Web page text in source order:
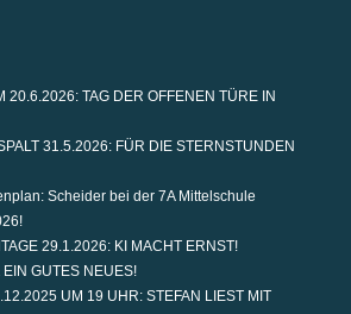
20.6.2026: TAG DER OFFENEN TÜRE IN
31.5.2026: FÜR DIE STERNSTUNDEN
Scheider bei der 7A Mittelschule
29.1.2026: KI MACHT ERNST!
EIN GUTES NEUES!
UM 19 UHR: STEFAN LIEST MIT